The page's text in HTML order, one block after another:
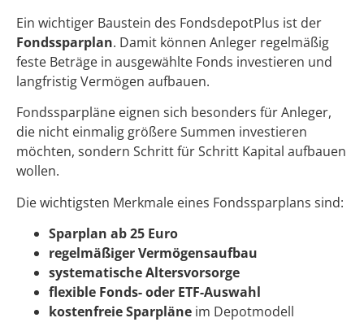
Ein wichtiger Baustein des FondsdepotPlus ist der
Fondssparplan. Damit können Anleger regelmäßig
feste Beträge in ausgewählte Fonds investieren und
langfristig Vermögen aufbauen.
Fondssparpläne eignen sich besonders für Anleger,
die nicht einmalig größere Summen investieren
möchten, sondern Schritt für Schritt Kapital aufbauen
wollen.
Die wichtigsten Merkmale eines Fondssparplans sind:
Sparplan ab 25 Euro
regelmäßiger Vermögensaufbau
systematische Altersvorsorge
flexible Fonds- oder ETF-Auswahl
kostenfreie Sparpläne im Depotmodell